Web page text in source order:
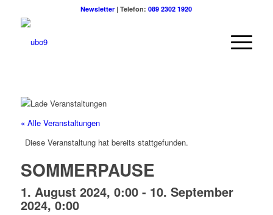
Newsletter | Telefon:089 2302 1920
« Alle Veranstaltungen
Diese Veranstaltung hat bereits stattgefunden.
SOMMERPAUSE
1. August 2024, 0:00- 10. September
2024, 0:00